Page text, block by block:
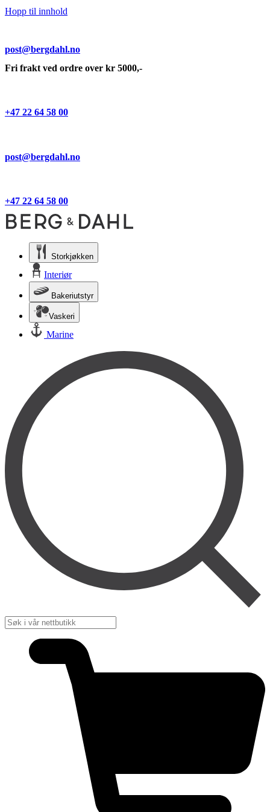
Hopp til innhold
post@bergdahl.no
Fri frakt ved ordre over kr 5000,-
+47 22 64 58 00
post@bergdahl.no
+47 22 64 58 00
Storkjøkken
Interiør
Bakeriutstyr
Vaskeri
Marine